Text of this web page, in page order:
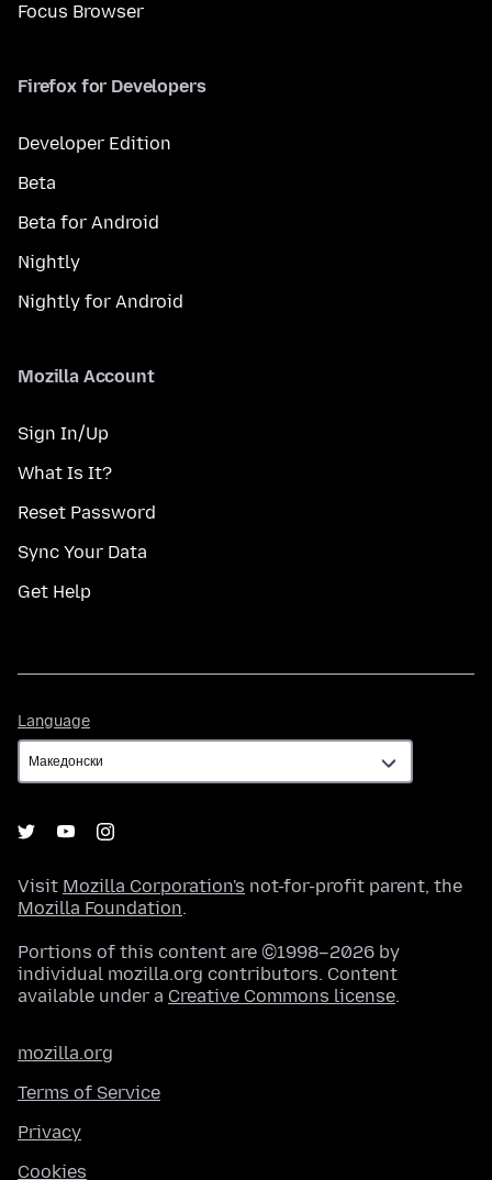
Focus Browser
Firefox for Developers
Developer Edition
Beta
Beta for Android
Nightly
Nightly for Android
Mozilla Account
Sign In/Up
What Is It?
Reset Password
Sync Your Data
Get Help
Language
Visit Mozilla Corporation's not-for-profit parent, the
Mozilla Foundation.
Portions of this content are ©1998–2026 by
individual mozilla.org contributors. Content
available under a Creative Commons license.
mozilla.org
Terms of Service
Privacy
Cookies